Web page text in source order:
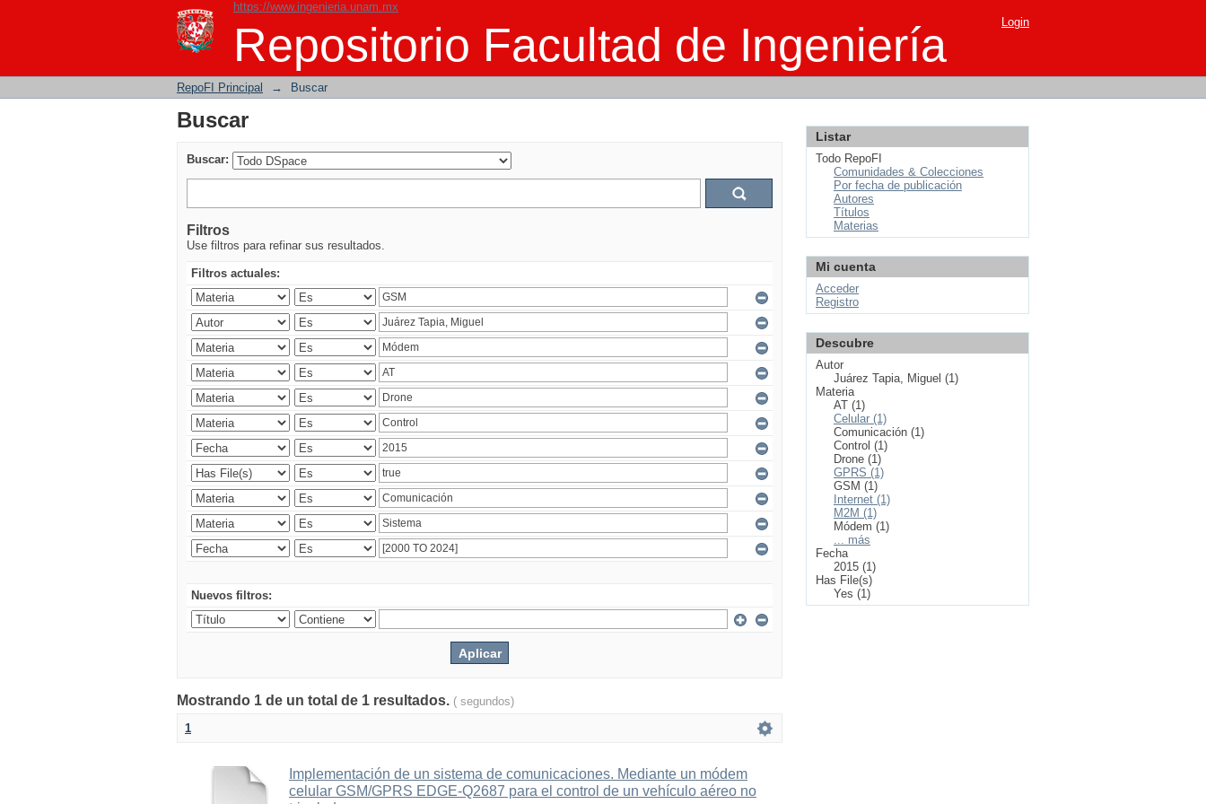
https://www.ingenieria.unam.mx
Repositorio Facultad de Ingeniería
Buscar Login
RepoFI Principal → Buscar
Buscar
Buscar:
Filtros
Use filtros para refinar sus resultados.
Filtros actuales:
Nuevos filtros:
Mostrando 1 de un total de 1 resultados. ( segundos)
1
Implementación de un sistema de comunicaciones. Mediante un módem
celular GSM/GPRS EDGE-Q2687 para el control de un vehículo aéreo no
Listar
Todo RepoFI
Comunidades & Colecciones
Por fecha de publicación
Autores
Títulos
Materias
Mi cuenta
Acceder
Registro
Descubre
Autor
Juárez Tapia, Miguel (1)
Materia
AT (1)
Celular (1)
Comunicación (1)
Control (1)
Drone (1)
GPRS (1)
GSM (1)
Internet (1)
M2M (1)
Módem (1)
... más
Fecha
2015 (1)
Has File(s)
Yes (1)